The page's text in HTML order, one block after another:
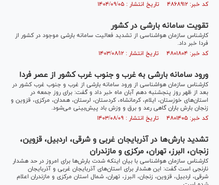
کد خبر: ۴۸۶۸۹۱۲ تاریخ انتشار : ۱۴۰۴/۰۹/۰۵
تقویت سامانه بارشی در کشور
کارشناس سازمان هواشناسی از تشدید فعالیت سامانه بارشی موجود در کشور از
فردا خبر داد.
کد خبر: ۴۸۰۱۸۰۴ تاریخ انتشار : ۱۴۰۳/۰۸/۱۲
ورود سامانه بارشی به غرب و جنوب غرب کشور از عصر فردا
کارشناس سازمان هواشناسی از ورود سامانه بارشی از غرب و جنوب غرب کشور در
بعد از ظهر روز پنجشنبه دهم آبان ماه خبر داد و گفت: برای روز جمعه در
استان‌های خوزستان، ایلام، کرمانشاه، کردستان، لرستان، همدان، مرکزی، قزوین و
زنجان بارش باران گاهی رعد و برق و وزش باد پیش‌بینی می‌شود.
کد خبر: ۴۸۰۱۴۰۵ تاریخ انتشار : ۱۴۰۳/۰۸/۰۹
تشدید بارش‌ها در آذربایجان غربی و شرقی، اردبیل، قزوین،
زنجان، البرز، تهران، مرکزی و مازندران
کارشناس سازمان هواشناسی با بیان اینکه شدت بارش‌ها برای امروز در حد هشدار
نارنجی است گفت: این هشدار برای استان‌های آذربایجان غربی و آذربایجان
شرقی، اردبیل، قزوین، زنجان، البرز، تهران، شمال استان مرکزی و مازندران اعلام